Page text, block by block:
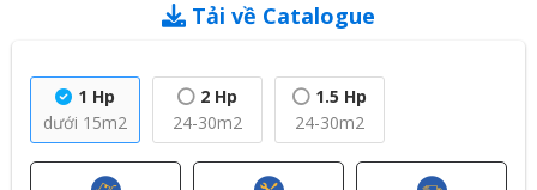
Tải về Catalogue
1 Hp
dưới 15m2
2 Hp
24-30m2
1.5 Hp
24-30m2